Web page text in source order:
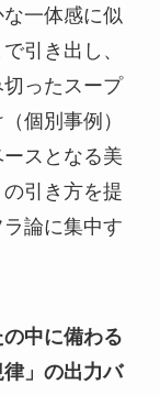
一体感に似
引き出し、
ったスープ
個別事例）
スとなる美
引き方を提
論に集中す
中に備わる
律」の出力バ